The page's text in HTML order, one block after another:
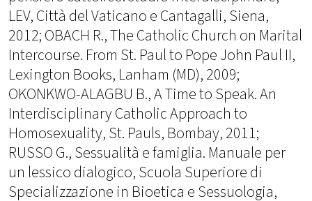
LEV, Città del Vaticano e Cantagalli, Siena,
2012; OBACH R., The Catholic Church on Marital
Intercourse. From St. Paul to Pope John Paul II,
Lexington Books, Lanham (MD), 2009;
OKONKWO-ALAGBU B., A Time to Speak. An
Interdisciplinary Catholic Approach to
Homosexuality, St. Pauls, Bombay, 2011;
RUSSO G., Sessualità e famiglia. Manuale per
un lessico dialogico, Scuola Superiore di
Specializzazione in Bioetica e Sessuologia,